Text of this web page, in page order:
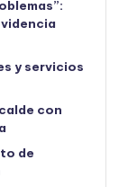
y servicios
con
de